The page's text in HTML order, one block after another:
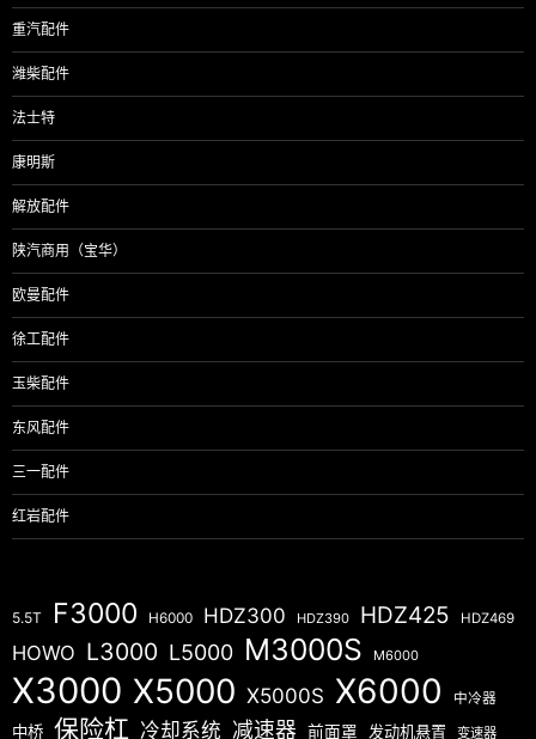
重汽配件
潍柴配件
法士特
康明斯
解放配件
陕汽商用（宝华）
欧曼配件
徐工配件
玉柴配件
东风配件
三一配件
红岩配件
5.5T F3000 H6000 HDZ300 HDZ390 HDZ425 HDZ469
HOWO L3000 L5000 M3000S M6000
X3000 X5000 X5000S X6000 中冷器
中桥 保险杠 冷却系统 减速器 前面罩 发动机悬置 变速器